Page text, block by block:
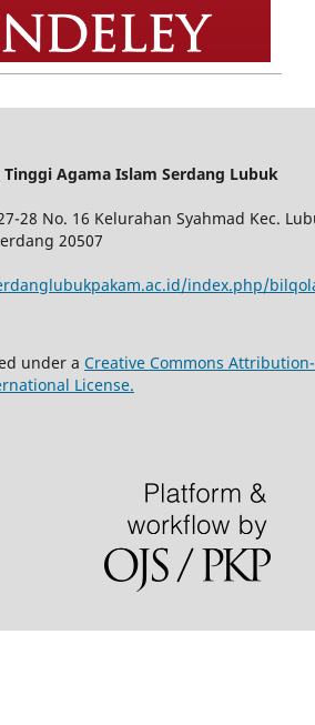
Tinggi Agama Islam Serdang Lubuk
28 No. 16 Kelurahan Syahmad Kec.
20507
index.php/
under a Creative Commons Attribution-
License.